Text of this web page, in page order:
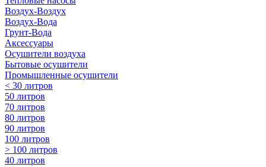
Воздух-Воздух
Воздух-Вода
Грунт-Вода
Аксессуары
Осушители воздуха
Бытовые осушители
Промышленные осушители
< 30 литров
50 литров
70 литров
80 литров
90 литров
100 литров
> 100 литров
40 литров